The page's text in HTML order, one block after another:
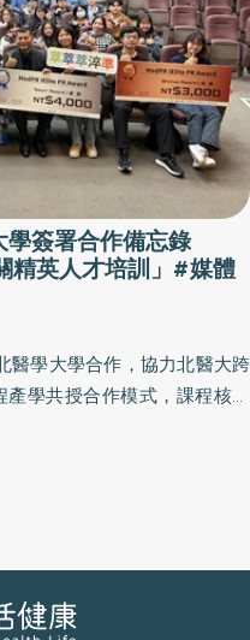
簽署合作備忘錄
精英人才培訓」#媒體
醫學大學合作，協力北醫大跨
學共授合作模式，課程核心
114學年度